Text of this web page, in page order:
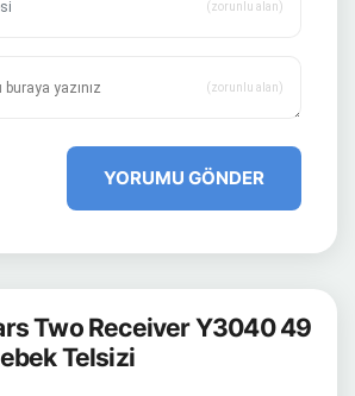
(zorunlu alan)
(zorunlu alan)
YORUMU GÖNDER
Two Receiver Y3040 49
Telsizi